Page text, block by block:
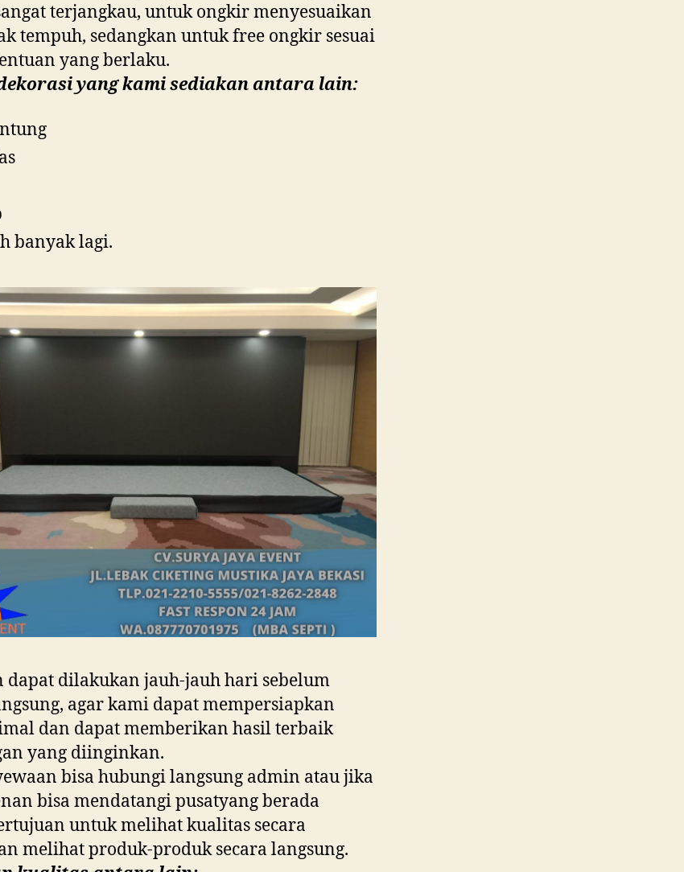
terjangkau, untuk ongkir menyesuaikan
tempuh, sedangkan untuk free ongkir sesuai
yang berlaku.
yang kami sediakan antara lain:
banyak lagi.
dapat dilakukan jauh-jauh hari sebelum
agar kami dapat mempersiapkan
dan dapat memberikan hasil terbaik
yang diinginkan.
bisa hubungi langsung admin atau jika
bisa mendatangi pusatyang berada
untuk melihat kualitas secara
melihat produk-produk secara langsung.